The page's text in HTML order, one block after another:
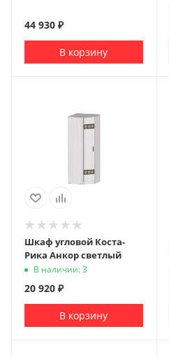
44 930 ₽
В корзину
Шкаф угловой Коста-
Рика Анкор светлый
В наличии: 3
20 920 ₽
В корзину